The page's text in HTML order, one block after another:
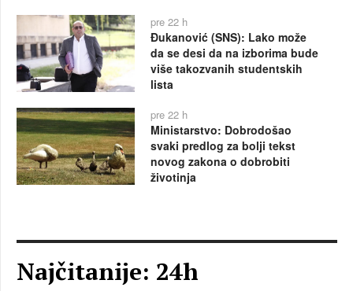
pre 22 h
Đukanović (SNS): Lako može
da se desi da na izborima bude
više takozvanih studentskih
lista
pre 22 h
Ministarstvo: Dobrodošao
svaki predlog za bolji tekst
novog zakona o dobrobiti
životinja
Najčitanije: 24h